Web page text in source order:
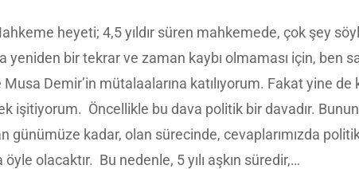
heyeti; 4,5 yıldır süren mahkemede, çok şey
yeniden bir tekrar ve zaman kaybı olmaması için, ben
Musa Demir’in mütalaalarına katılıyorum. Fakat yine de
işitiyorum. Öncellikle bu dava politik bir davadır.
günümüze kadar, olan sürecinde, cevaplarımızda
öyle olacaktır. Bu nedenle, 5 yılı aşkın süredir,…